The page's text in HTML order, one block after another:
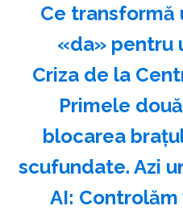
Ce transformă
«da» pentru
Criza de la
Primele
blocarea
scufundate. Azi
AI: